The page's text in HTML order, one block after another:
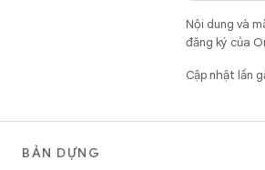
Nội dung và
đăng ký của
Cập nhật lần
BẢN DỰNG